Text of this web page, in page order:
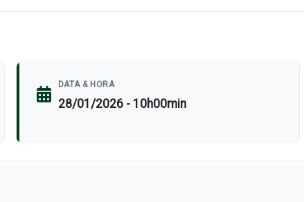
DATA & HORA
28/01/2026 - 10h00min